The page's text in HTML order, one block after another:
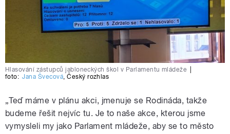
Hlasování zástupců jabloneckých škol v Parlamentu mládeže
foto: Jana Švecová,Český rozhlas
„Teď máme v plánu akci, jmenuje se Rodináda, takže
budeme řešit nejvíc tu. Je to naše akce, kterou jsme
vymysleli my jako Parlament mládeže, aby se to město